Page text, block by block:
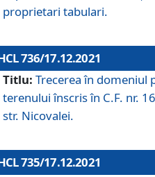
proprietari tabulari.
736/17.12.2021
Titlu: Trecerea în domeniul
terenului înscris în C.F. nr.
str. Nicovalei.
735/17.12.2021